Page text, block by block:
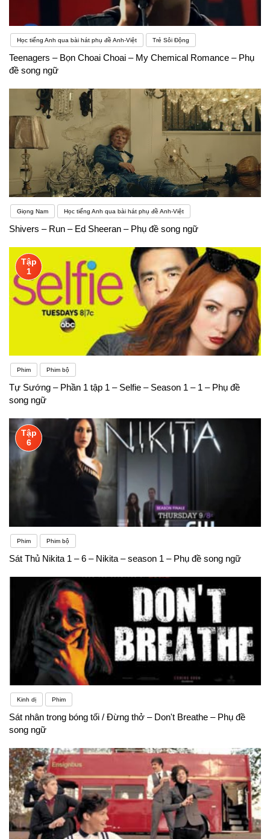
Học tiếng Anh qua bài hát phụ đề Anh-Việt Trẻ Sôi Động
Teenagers – Bọn Choai Choai – My Chemical Romance – Phụ
đề song ngữ
Giọng Nam Học tiếng Anh qua bài hát phụ đề Anh-Việt
Shivers – Run – Ed Sheeran – Phụ đề song ngữ
Tập
1
Phim Phim bộ
Tự Sướng – Phần 1 tập 1 – Selfie – Season 1 – 1 – Phụ đề
song ngữ
Tập
6
Phim Phim bộ
Sát Thủ Nikita 1 – 6 – Nikita – season 1 – Phụ đề song ngữ
Kinh dị Phim
Sát nhân trong bóng tối / Đừng thở – Don't Breathe – Phụ đề
song ngữ